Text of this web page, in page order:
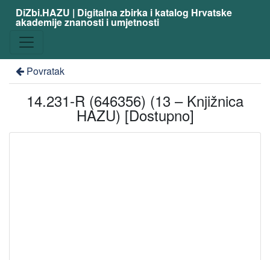
DiZbi.HAZU | Digitalna zbirka i katalog Hrvatske
akademije znanosti i umjetnosti
Povratak
14.231-R (646356) (13 – Knjižnica
HAZU) [Dostupno]